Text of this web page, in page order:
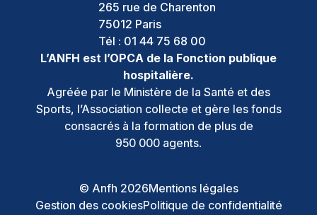
265 rue de Charenton
75012 Paris
Tél : 01 44 75 68 00
L’ANFH est l’OPCA de la Fonction publique
hospitalière.
Agréée par le Ministère de la Santé et des
Sports, l’Association collecte et gère les fonds
consacrés à la formation de plus de
950 000 agents.
© Anfh 2026Mentions légales
Gestion des cookiesPolitique de confidentialité